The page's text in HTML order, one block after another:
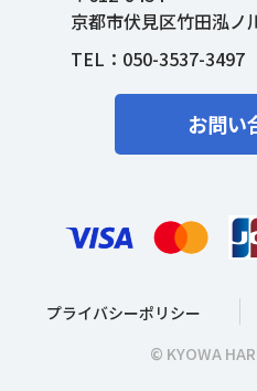
京都市伏見区竹田泓ノ
TEL： 050-3537-3497
お問い
プライバシーポリシー
© KYOWA